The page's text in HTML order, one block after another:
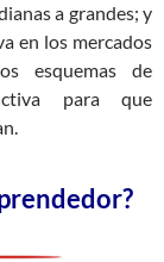
a grandes; y
en los mercados
esquemas de
para que